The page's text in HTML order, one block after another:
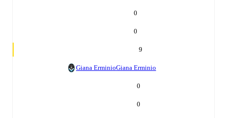
0
0
9
Giana ErminioGiana Erminio
0
0